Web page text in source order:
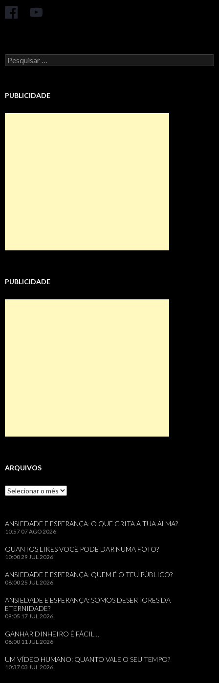
Pesquisar
por:
PUBLICIDADE
PUBLICIDADE
ARQUIVOS
Arquivos
ANSIEDADE E ESPERANÇA: O QUE GRITA A TUA ALMA?
10:57 07 AGO 2026
QUANTOS LIKES VOCÊ PODE DAR NUMA FOTO?
10:00 29 JUL 2026
ANSIEDADE E ESPERANÇA: QUEM É O TEU PÚBLICO?
08:00 25 JUL 2026
ANSIEDADE E ESPERANÇA: SOMOS DESERTORES DA
ETERNIDADE?
09:05 17 JUL 2026
GANHAR DINHEIRO É FÁCIL…
08:00 11 JUL 2026
UM VÍDEO HUMANO: QUANTO VALE O SEU TEMPO?
10:37 03 JUL 2026